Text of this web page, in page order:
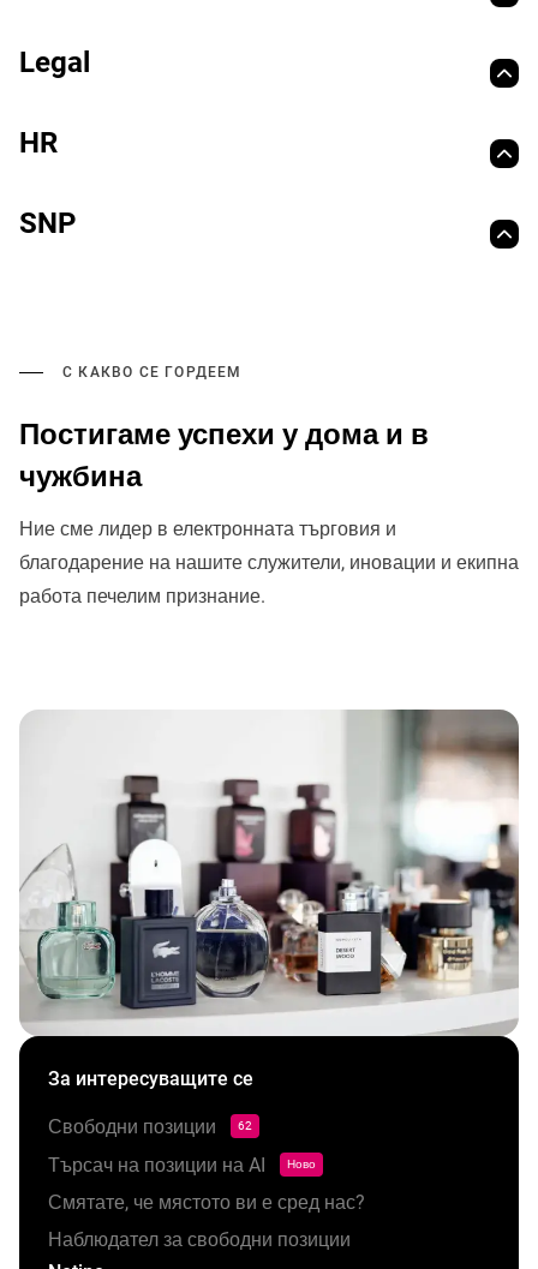
Legal
HR
SNP
С КАКВО СЕ ГОРДЕЕМ
Постигаме успехи у дома и в
чужбина
Ние сме лидер в електронната търговия и
благодарение на нашите служители, иновации и екипна
работа печелим признание.
За интересуващите се
Свободни позиции 62
Търсач на позиции на AI Ново
Смятате, че мястото ви е сред нас?
Наблюдател за свободни позиции